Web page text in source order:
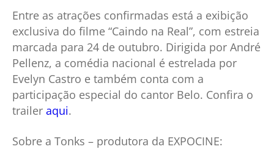
Entre as atrações confirmadas está a exibição
exclusiva do filme “Caindo na Real”, com estreia
marcada para 24 de outubro. Dirigida por André
Pellenz, a comédia nacional é estrelada por
Evelyn Castro e também conta com a
participação especial do cantor Belo. Confira o
trailer aqui.
Sobre a Tonks – produtora da EXPOCINE: